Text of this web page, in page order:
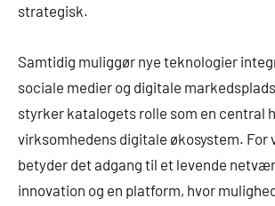
strategisk.
Samtidig muliggør nye teknologier
sociale medier og digitale
styrker katalogets rolle som en central
virksomhedens digitale økosystem. For
betyder det adgang til et levende
innovation og en platform, hvor